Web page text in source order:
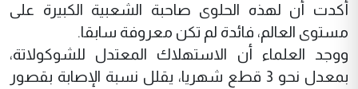
أكدت أن لهذه الحلوى صاحبة الشعبية الكبيرة على
مستوى العالم، فائدة لم تكن معروفة سابقا.
ووجد العلماء أن الاستهلاك المعتدل للشوكولاتة،
بمعدل نحو 3 قطع شهريا، يقلل نسبة الإصابة بقصور